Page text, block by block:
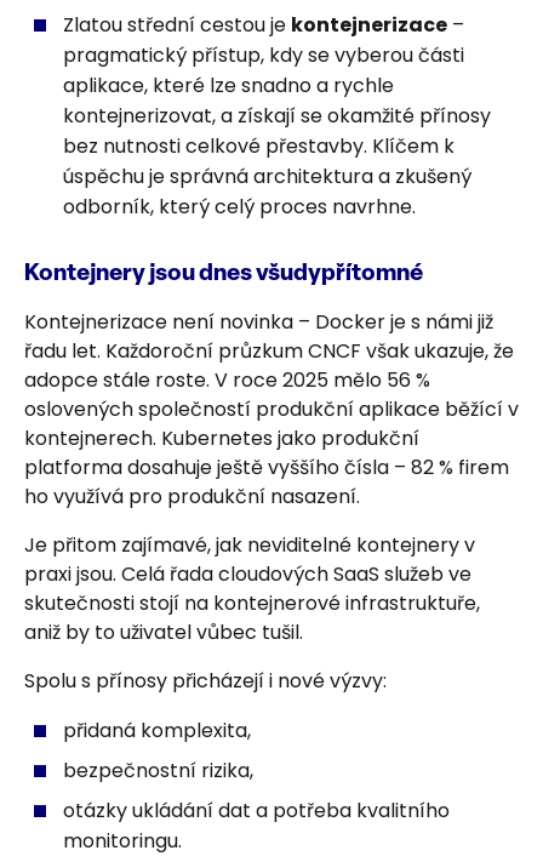
Zlatou střední cestou je kontejnerizace –
pragmatický přístup, kdy se vyberou části
aplikace, které lze snadno a rychle
kontejnerizovat, a získají se okamžité přínosy
bez nutnosti celkové přestavby. Klíčem k
úspěchu je správná architektura a zkušený
odborník, který celý proces navrhne.
Kontejnery jsou dnes všudypřítomné
Kontejnerizace není novinka – Docker je s námi již
řadu let. Každoroční průzkum CNCF však ukazuje, že
adopce stále roste. V roce 2025 mělo 56 %
oslovených společností produkční aplikace běžící v
kontejnerech. Kubernetes jako produkční
platforma dosahuje ještě vyššího čísla – 82 % firem
ho využívá pro produkční nasazení.
Je přitom zajímavé, jak neviditelné kontejnery v
praxi jsou. Celá řada cloudových SaaS služeb ve
skutečnosti stojí na kontejnerové infrastruktuře,
aniž by to uživatel vůbec tušil.
Spolu s přínosy přicházejí i nové výzvy:
přidaná komplexita,
bezpečnostní rizika,
otázky ukládání dat a potřeba kvalitního
monitoringu.